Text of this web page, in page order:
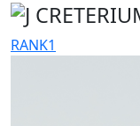
RANK1